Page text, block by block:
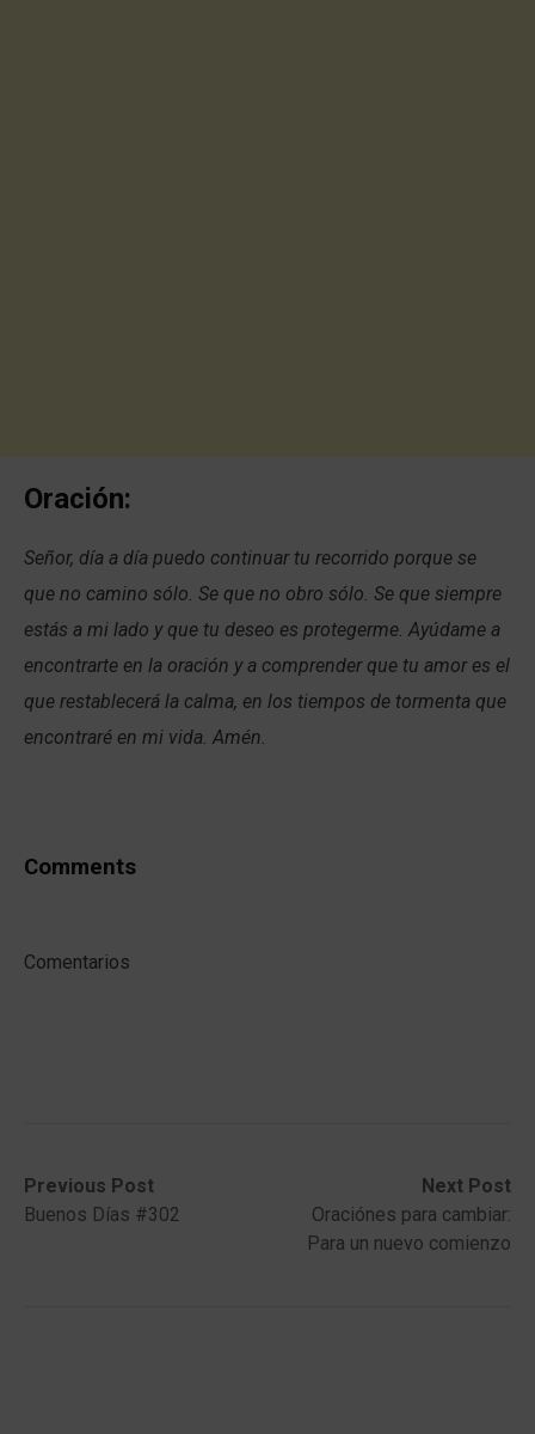
Oración:
Señor, día a día puedo continuar tu recorrido porque se
que no camino sólo. Se que no obro sólo. Se que siempre
estás a mi lado y que tu deseo es protegerme. Ayúdame a
encontrarte en la oración y a comprender que tu amor es el
que restablecerá la calma, en los tiempos de tormenta que
encontraré en mi vida. Amén.
Comments
Comentarios
Post
navigation
Previous Post
Previous
post:Buenos Días #302
Next Post
Next
post:
Oraciónes para cambiar:
Para un nuevo comienzo